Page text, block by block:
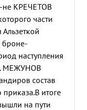
не КРЕЧЕТОВ
части
броне-
наступления
МЕЖУНОВ
состав
итоге
на пути